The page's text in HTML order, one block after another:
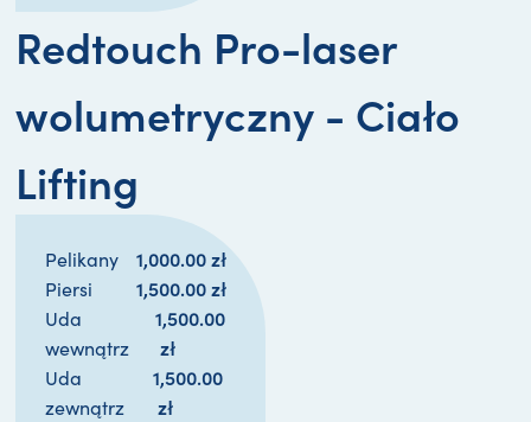
Redtouch Pro-laser
wolumetryczny - Ciało
Lifting
Pelikany 1,000.00 zł
Piersi 1,500.00 zł
Uda
wewnątrz
1,500.00
zł
Uda
zewnątrz
1,500.00
zł